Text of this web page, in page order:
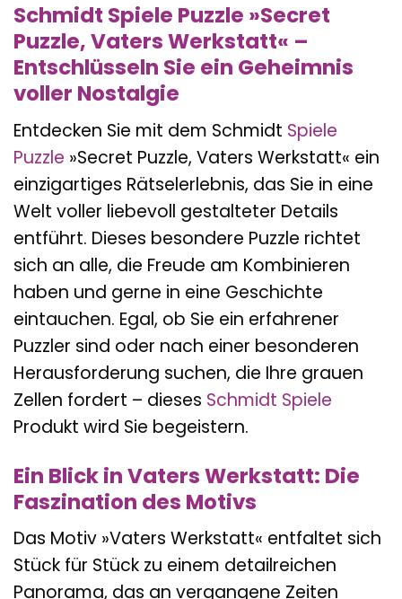
Schmidt Spiele Puzzle »Secret
Puzzle, Vaters Werkstatt« –
Entschlüsseln Sie ein Geheimnis
voller Nostalgie
Entdecken Sie mit dem Schmidt Spiele
Puzzle »Secret Puzzle, Vaters Werkstatt« ein
einzigartiges Rätselerlebnis, das Sie in eine
Welt voller liebevoll gestalteter Details
entführt. Dieses besondere Puzzle richtet
sich an alle, die Freude am Kombinieren
haben und gerne in eine Geschichte
eintauchen. Egal, ob Sie ein erfahrener
Puzzler sind oder nach einer besonderen
Herausforderung suchen, die Ihre grauen
Zellen fordert – dieses Schmidt Spiele
Produkt wird Sie begeistern.
Ein Blick in Vaters Werkstatt: Die
Faszination des Motivs
Das Motiv »Vaters Werkstatt« entfaltet sich
Stück für Stück zu einem detailreichen
Panorama, das an vergangene Zeiten